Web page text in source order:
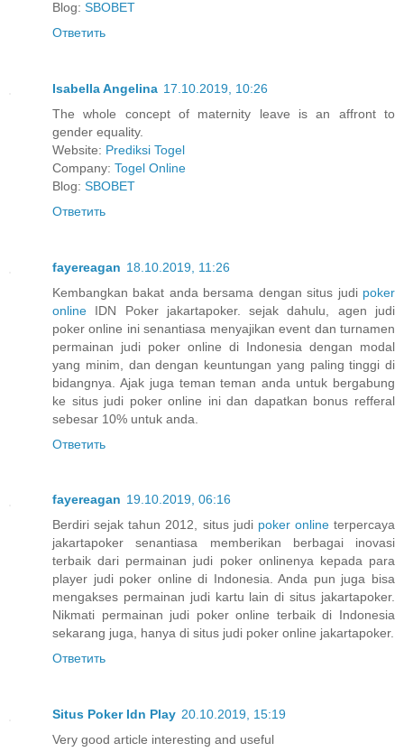
Blog: SBOBET
Ответить
Isabella Angelina 17.10.2019, 10:26
The whole concept of maternity leave is an affront to
gender equality.
Website: Prediksi Togel
Company: Togel Online
Blog: SBOBET
Ответить
fayereagan 18.10.2019, 11:26
Kembangkan bakat anda bersama dengan situs judi poker
online IDN Poker jakartapoker. sejak dahulu, agen judi
poker online ini senantiasa menyajikan event dan turnamen
permainan judi poker online di Indonesia dengan modal
yang minim, dan dengan keuntungan yang paling tinggi di
bidangnya. Ajak juga teman teman anda untuk bergabung
ke situs judi poker online ini dan dapatkan bonus refferal
sebesar 10% untuk anda.
Ответить
fayereagan 19.10.2019, 06:16
Berdiri sejak tahun 2012, situs judi poker onlineterpercaya
jakartapoker senantiasa memberikan berbagai inovasi
terbaik dari permainan judi poker onlinenya kepada para
player judi poker online di Indonesia. Anda pun juga bisa
mengakses permainan judi kartu lain di situs jakartapoker.
Nikmati permainan judi poker online terbaik di Indonesia
sekarang juga, hanya di situs judi poker online jakartapoker.
Ответить
Situs Poker Idn Play 20.10.2019, 15:19
Very good article interesting and useful